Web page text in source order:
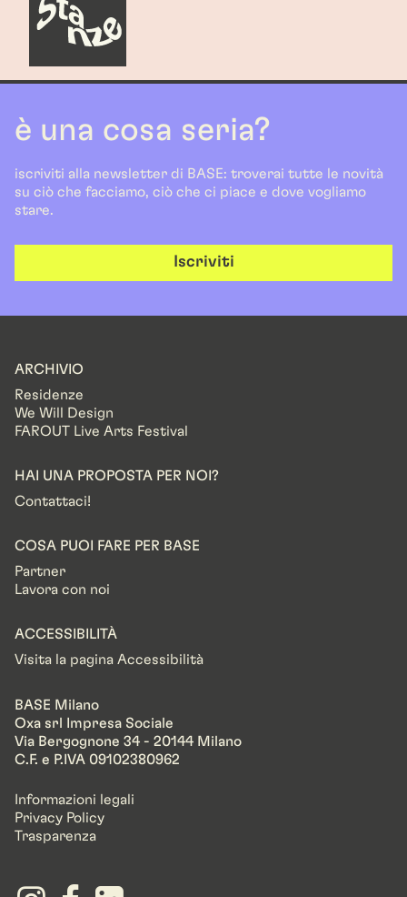
è una cosa seria?
iscriviti alla newsletter di BASE: troverai tutte le novità
su ciò che facciamo, ciò che ci piace e dove vogliamo
stare.
Iscriviti
ARCHIVIO
Residenze
We Will Design
FAROUT Live Arts Festival
HAI UNA PROPOSTA PER NOI?
Contattaci!
COSA PUOI FARE PER BASE
Partner
Lavora con noi
ACCESSIBILITÀ
Visita la pagina Accessibilità
BASE Milano
Oxa srl Impresa Sociale
Via Bergognone 34 - 20144 Milano
C.F. e P.IVA 09102380962
Informazioni legali
Privacy Policy
Trasparenza